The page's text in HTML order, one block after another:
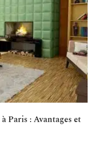
Paris : Avantages et